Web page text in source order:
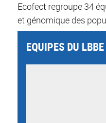
Ecofect regroupe 34
et génomique des
EQUIPES DU LBBE